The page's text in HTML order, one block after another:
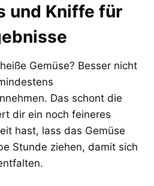
und Kniffe für
Gemüse? Besser nicht
Das schont die
dir ein noch feineres
hast, lass das Gemüse
Stunde ziehen, damit sich